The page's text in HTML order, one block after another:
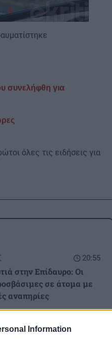
Information
συνελήφθη για
όλες τις ειδήσεις για
20:55
στην Επίδαυρο: Οι
σε άτομα με
αναπηρίες